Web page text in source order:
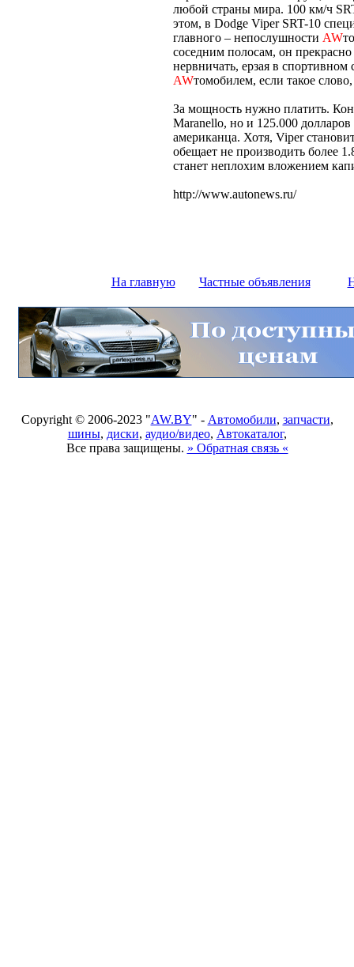
любой страны мира. 100 км/ч
этом, в Dodge Viper SRT-10
главного – непослушности AW
соседним полосам, он
нервничать, ерзая в
AWтомобилем, если такое
За мощность нужно платить.
Maranello, но и 125.000
американца. Хотя, Viper
обещает не производить более
станет неплохим вложением
http://www.autonews.ru/
На главную Частные объявления
Copyright © 2006-2023 "AW.BY" - Автомобили, запчасти,
шины, диски, аудио/видео, Автокаталог,
Все права защищены. » Обратная связь «